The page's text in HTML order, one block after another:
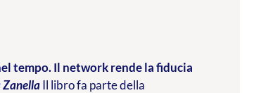
tempo. Il network rende la fiducia
ZanellaIl libro fa parte della